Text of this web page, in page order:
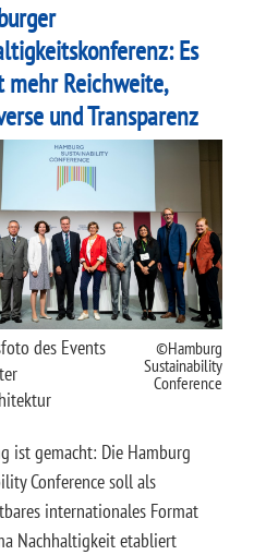
Es
mehr Reichweite,
und Transparenz
des Events
Hamburg
Sustainability
Conference
ist gemacht: Die Hamburg
Conference soll als
internationales Format
Nachhaltigkeit etabliert